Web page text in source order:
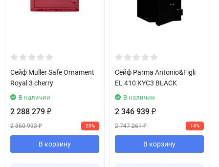
Сейф Muller Safe Ornament
Royal 3 cherry
В наличии
2 288 279 ₽
2 860 993₽ 20%
В корзину
Сейф Parma Antonio&Figli
EL 410 KYC3 BLACK
В наличии
2 346 939 ₽
2 747 261₽ 14%
В корзину